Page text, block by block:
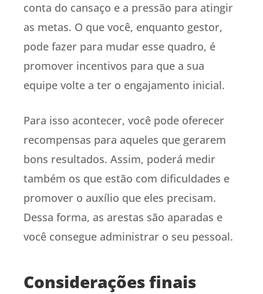
conta do cansaço e a pressão para atingir
as metas. O que você, enquanto gestor,
pode fazer para mudar esse quadro, é
promover incentivos para que a sua
equipe volte a ter o engajamento inicial.
Para isso acontecer, você pode oferecer
recompensas para aqueles que gerarem
bons resultados. Assim, poderá medir
também os que estão com dificuldades e
promover o auxílio que eles precisam.
Dessa forma, as arestas são aparadas e
você consegue administrar o seu pessoal.
Considerações finais